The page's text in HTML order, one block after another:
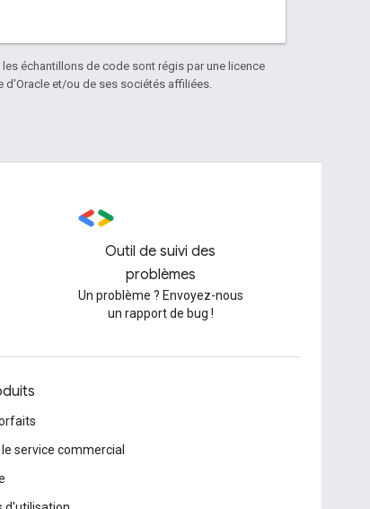
les échantillons de code sont régis par une licence
d'Oracle et/ou de ses sociétés affiliées.
Outil de suivi des
problèmes
Un problème ? Envoyez-nous
un rapport de bug !
service commercial